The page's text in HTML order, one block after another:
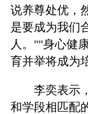
说养尊处优，
是要成为我们
人。""身心健
育并举将成为
李奕表示
和学段相匹配